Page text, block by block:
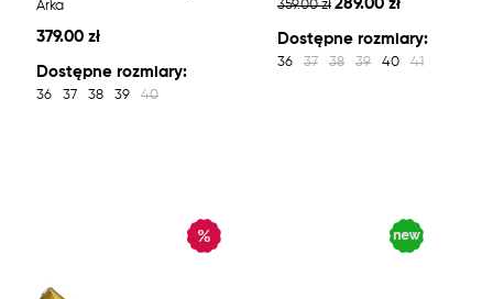
Arka
379.00 zł
Dostępne rozmiary:
36 37 38 39 40
359.00 zł 289.00 zł
Dostępne rozmiary:
36 37 38 39 40 41